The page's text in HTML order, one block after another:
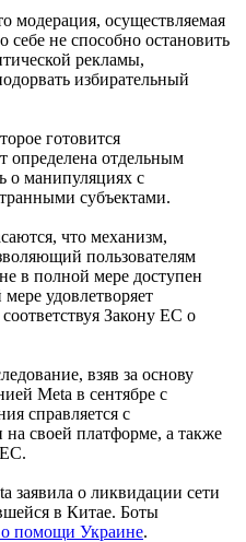
модерация, осуществляемая
себе не способно остановить
рекламы,
избирательный
готовится
определена отдельным
о манипуляциях с
субъектами.
что механизм,
пользователям
в полной мере доступен
удовлетворяет
Закону ЕС о
взяв за основу
Meta в сентябре с
справляется с
своей платформе, а также
заявила о ликвидации сети
в Китае. Боты
о помощи Украине.